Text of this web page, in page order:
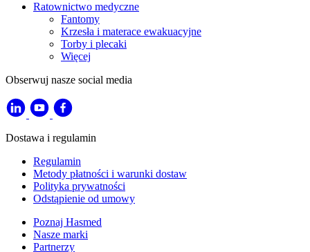
Ratownictwo medyczne
Fantomy
Krzesła i materace ewakuacyjne
Torby i plecaki
Więcej
Obserwuj nasze social media
Dostawa i regulamin
Regulamin
Metody płatności i warunki dostaw
Polityka prywatności
Odstąpienie od umowy
Poznaj Hasmed
Nasze marki
Partnerzy